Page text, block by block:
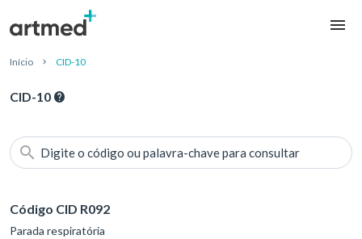
Início CID-10
CID-10
Digite o código ou palavra-chave para consultar
Código CID R092
Parada respiratória